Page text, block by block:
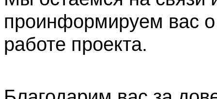
проинформируем вас
работе проекта.